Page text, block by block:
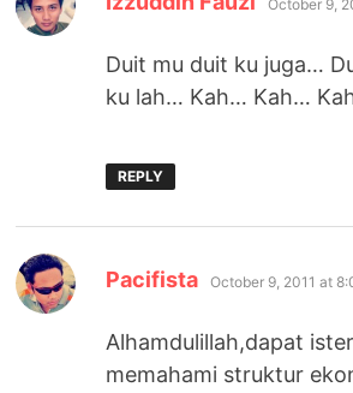
October 9,
Duit mu duit ku juga…
ku lah… Kah… Kah…
REPLY
Pacifista says:
October 9, 2011 at
Alhamdulillah,dapat
memahami struktur